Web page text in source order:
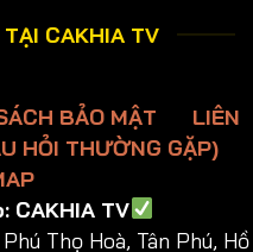
CAKHIA TV
BẢO MẬT
LIÊN
HỎI THƯỜNG GẶP)
CAKHIA TV
Thọ Hoà, Tân Phú, Hồ